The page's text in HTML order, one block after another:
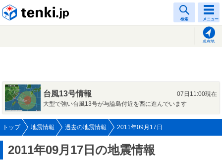
検索 メニュー
現在地
台風13号情報
07日11:00現在
大型で強い台風13号が与論島付近を西に進んでいます
トップ 地震情報 過去の地震情報 2011年09月17日
2011年09月17日の地震情報